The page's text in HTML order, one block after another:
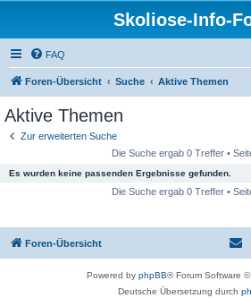
Skoliose-Info-
FAQ
Foren-Übersicht Suche Aktive Themen
Aktive Themen
Zur erweiterten Suche
Die Suche ergab 0 Treffer •
Es wurden keine passenden Ergebnisse gefunden.
Die Suche ergab 0 Treffer •
Foren-Übersicht
Powered by phpBB® Forum Software
Deutsche Übersetzung durch